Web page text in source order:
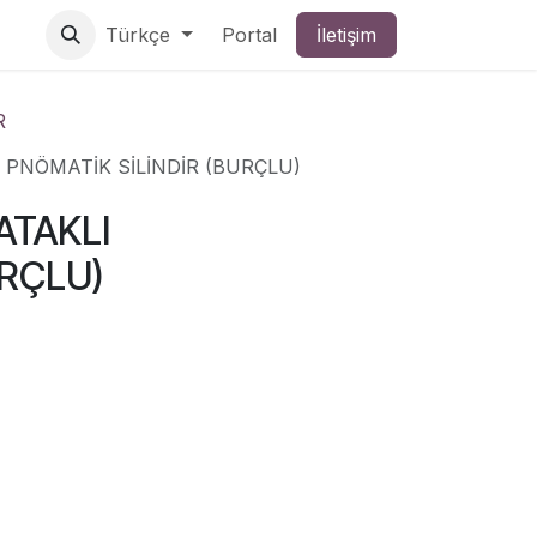
Türkçe Portal İletişim
SİLİNDİR (BURÇLU)